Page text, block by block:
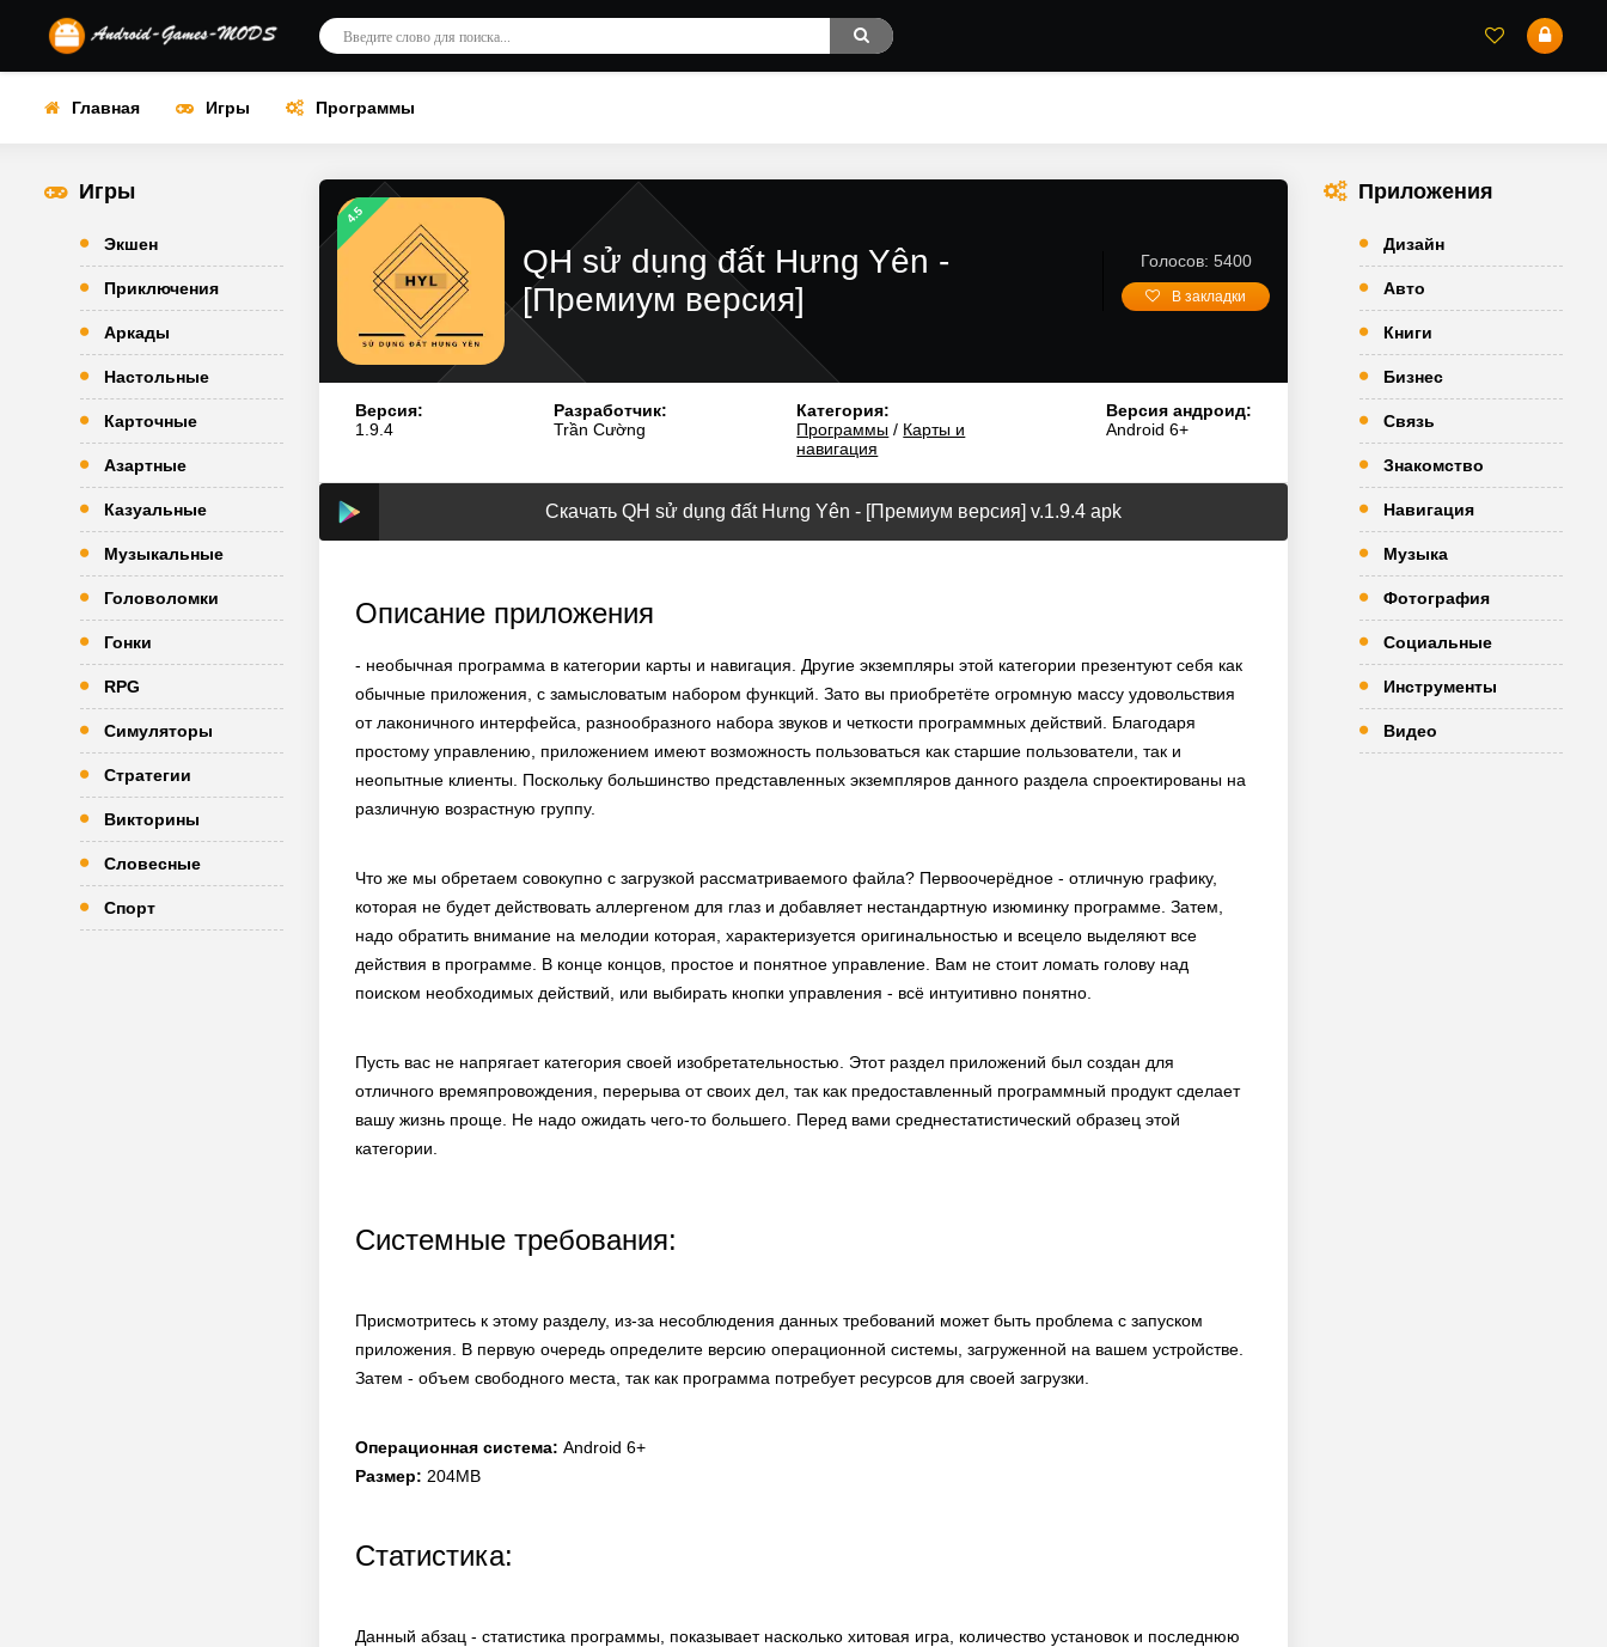
Главная Игры Программы
Игры
Экшен
Приключения
Аркады
Настольные
Карточные
Азартные
Казуальные
Музыкальные
Головоломки
Гонки
RPG
Симуляторы
Стратегии
Викторины
Словесные
Спорт
4.5
QH sử dụng đất Hưng Yên -
[Премиум версия]
Голосов: 5400
В закладки
Версия:
1.9.4
Разработчик:
Trần Cường
Категория:
Программы / Карты и
навигация
Версия андроид:
Android 6+
Скачать QH sử dụng đất Hưng Yên - [Премиум версия] v.1.9.4 apk
Описание приложения
- необычная программа в категории карты и навигация. Другие экземпляры этой категории презентуют себя как
обычные приложения, с замысловатым набором функций. Зато вы приобретёте огромную массу удовольствия
от лаконичного интерфейса, разнообразного набора звуков и четкости программных действий. Благодаря
простому управлению, приложением имеют возможность пользоваться как старшие пользователи, так и
неопытные клиенты. Поскольку большинство представленных экземпляров данного раздела спроектированы на
различную возрастную группу.
Что же мы обретаем совокупно с загрузкой рассматриваемого файла? Первоочерёдное - отличную графику,
которая не будет действовать аллергеном для глаз и добавляет нестандартную изюминку программе. Затем,
надо обратить внимание на мелодии которая, характеризуется оригинальностью и всецело выделяют все
действия в программе. В конце концов, простое и понятное управление. Вам не стоит ломать голову над
поиском необходимых действий, или выбирать кнопки управления - всё интуитивно понятно.
Пусть вас не напрягает категория своей изобретательностью. Этот раздел приложений был создан для
отличного времяпровождения, перерыва от своих дел, так как предоставленный программный продукт сделает
вашу жизнь проще. Не надо ожидать чего-то большего. Перед вами среднестатистический образец этой
категории.
Системные требования:
Присмотритесь к этому разделу, из-за несоблюдения данных требований может быть проблема с запуском
приложения. В первую очередь определите версию операционной системы, загруженной на вашем устройстве.
Затем - объем свободного места, так как программа потребует ресурсов для своей загрузки.
Операционная система: Android 6+
Размер: 204MB
Статистика:
Данный абзац - статистика программы, показывает насколько хитовая игра, количество установок и последнюю
Приложения
Дизайн
Авто
Книги
Бизнес
Связь
Знакомство
Навигация
Музыка
Фотография
Социальные
Инструменты
Видео